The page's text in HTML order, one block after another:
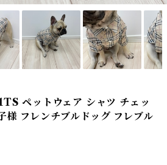
ペットウェア シャツ チェッ
様 フレンチブルドッグ フレブル